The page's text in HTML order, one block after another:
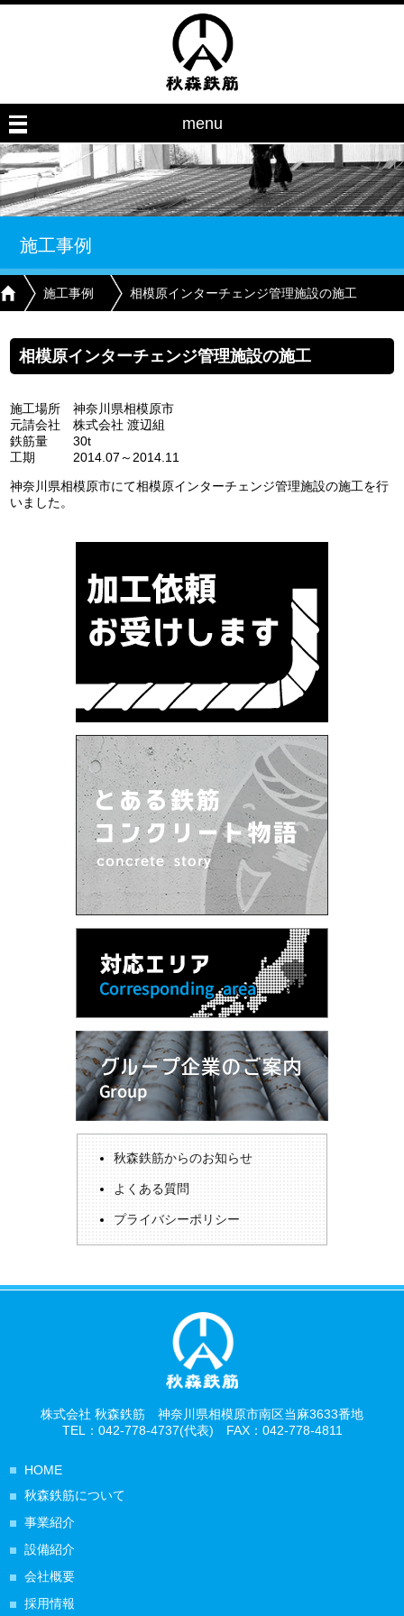
menu
施工事例
施工事例 相模原インターチェンジ管理施設の施工
相模原インターチェンジ管理施設の施工
施工場所 神奈川県相模原市
元請会社 株式会社 渡辺組
鉄筋量 30t
工期 2014.07～2014.11
神奈川県相模原市にて相模原インターチェンジ管理施設の施工を行
いました。
秋森鉄筋からのお知らせ
よくある質問
プライバシーポリシー
株式会社 秋森鉄筋 神奈川県相模原市南区当麻3633番地
TEL：042-778-4737(代表) FAX：042-778-4811
HOME
秋森鉄筋について
事業紹介
設備紹介
会社概要
採用情報